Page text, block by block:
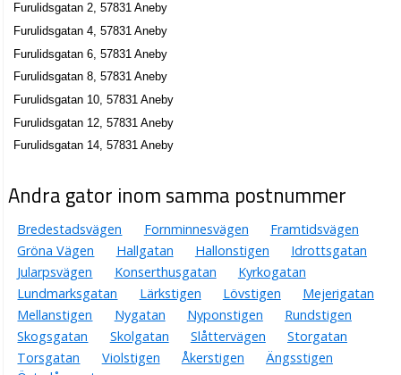
Furulidsgatan 2, 57831 Aneby
Furulidsgatan 4, 57831 Aneby
Furulidsgatan 6, 57831 Aneby
Furulidsgatan 8, 57831 Aneby
Furulidsgatan 10, 57831 Aneby
Furulidsgatan 12, 57831 Aneby
Furulidsgatan 14, 57831 Aneby
Andra gator inom samma postnummer
Bredestadsvägen Fornminnesvägen
Framtidsvägen
Gröna Vägen
Hallgatan Hallonstigen
Idrottsgatan
Jularpsvägen
Konserthusgatan
Kyrkogatan
Lundmarksgatan
Lärkstigen Lövstigen
Mejerigatan
Mellanstigen
Nygatan Nyponstigen
Rundstigen
Skogsgatan
Skolgatan Slåttervägen
Storgatan
Torsgatan
Violstigen Åkerstigen
Ängsstigen